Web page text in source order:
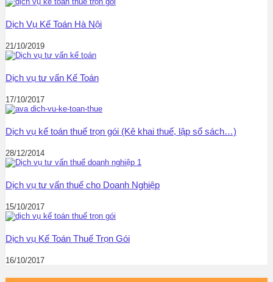
Dịch Vụ Kế Toán Hà Nội
21/10/2019
Dịch vụ tư vấn Kế Toán
17/10/2017
Dịch vụ kế toán thuế trọn gói (Kê khai thuế, lập sổ sách…)
28/12/2014
Dịch vụ tư vấn thuế cho Doanh Nghiệp
15/10/2017
Dịch vụ Kế Toán Thuế Trọn Gói
16/10/2017